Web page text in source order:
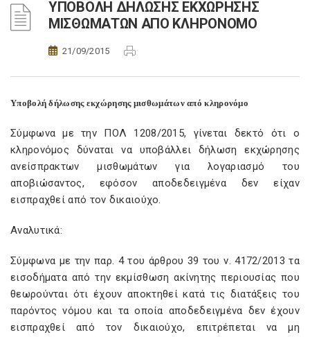
ΥΠΟΒΟΛΗ ΔΗΛΩΣΗΣ ΕΚΧΩΡΗΣΗΣ
ΜΙΣΘΩΜΑΤΩΝ ΑΠΟ ΚΛΗΡΟΝΟΜΟ
21/09/2015
Υποβολή δήλωσης εκχώρησης μισθωμάτων από κληρονόμο
Σύμφωνα με την ΠΟΛ 1208/2015, γίνεται δεκτό ότι ο
κληρονόμος δύναται να υποβάλλει δήλωση εκχώρησης
ανείσπρακτων μισθωμάτων για λογαριασμό του
αποβιώσαντος, εφόσον αποδεδειγμένα δεν είχαν
εισπραχθεί από τον δικαιούχο.
Αναλυτικά:
Σύμφωνα με την παρ. 4 του άρθρου 39 του ν. 4172/2013 τα
εισοδήματα από την εκμίσθωση ακίνητης περιουσίας που
θεωρούνται ότι έχουν αποκτηθεί κατά τις διατάξεις του
παρόντος νόμου και τα οποία αποδεδειγμένα δεν έχουν
εισπραχθεί από τον δικαιούχο, επιτρέπεται να μη